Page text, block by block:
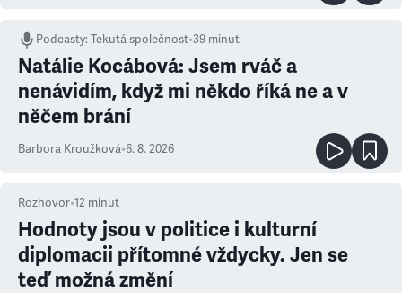
Podcasty:Tekutá společnost•39 minut
Natálie Kocábová: Jsem rváč a
nenávidím, když mi někdo říká ne a v
něčem brání
Barbora Kroužková•6. 8. 2026
Rozhovor•12 minut
Hodnoty jsou v politice i kulturní
diplomacii přítomné vždycky. Jen se
teď možná změní